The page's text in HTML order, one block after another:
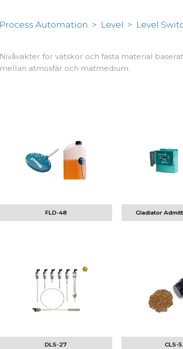
Process Automation > Level > Level
Nivåvakter för vätskor och fasta material
mellan atmosfär och mätmedium.
FLD-48 Gladiator
DLS-27 CLS-